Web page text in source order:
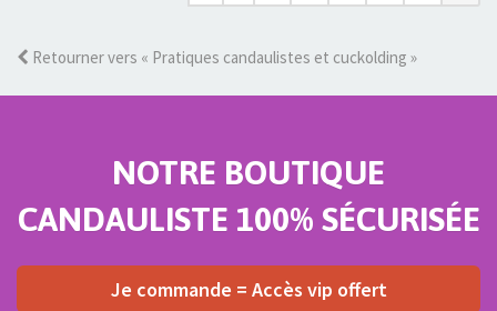
Retourner vers « Pratiques candaulistes et cuckolding »
NOTRE BOUTIQUE
CANDAULISTE 100% SÉCURISÉE
Je commande = Accès vip offert